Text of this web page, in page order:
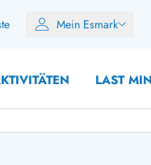
Mein Esmark
LAST